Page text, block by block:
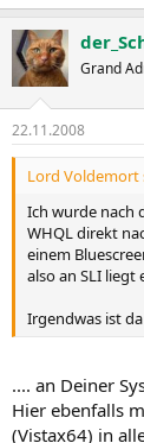
Grand
22.11.2008
Lord Voldemort
Ich wurde nach
WHQL direkt
einem
also an SLI liegt
Irgendwas ist
.... an Deiner
Hier ebenfalls
(Vistax64) in